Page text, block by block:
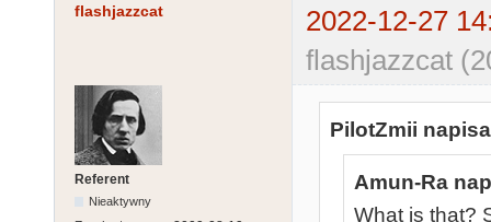
flashjazzcat
2022-12-27
flashjazzcat
Referent
Nieaktywny
PilotZmii
Amun-Ra
What is that?